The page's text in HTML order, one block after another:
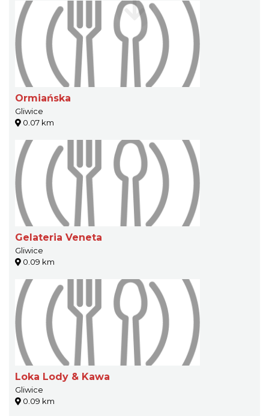
Ormiańska
Gliwice
0.07 km
Gelateria Veneta
Gliwice
0.09 km
Loka Lody & Kawa
Gliwice
0.09 km